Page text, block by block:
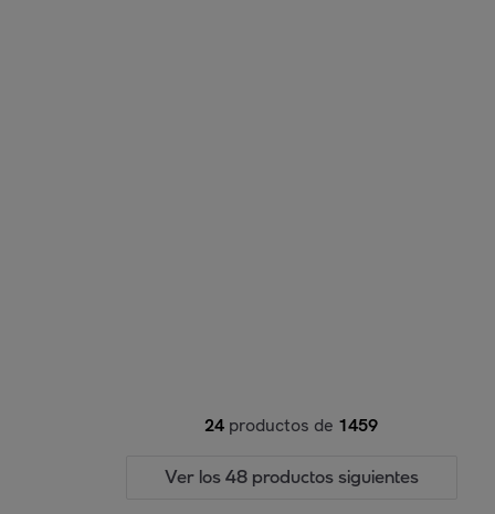
24 productos de 1459
Ver los 48 productos siguientes